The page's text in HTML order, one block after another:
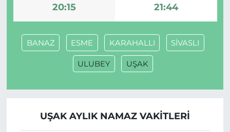
20:15 21:44
BANAZ ESME KARAHALLI SİVASLI
ULUBEY UŞAK
UŞAK AYLIK NAMAZ VAKITLERI